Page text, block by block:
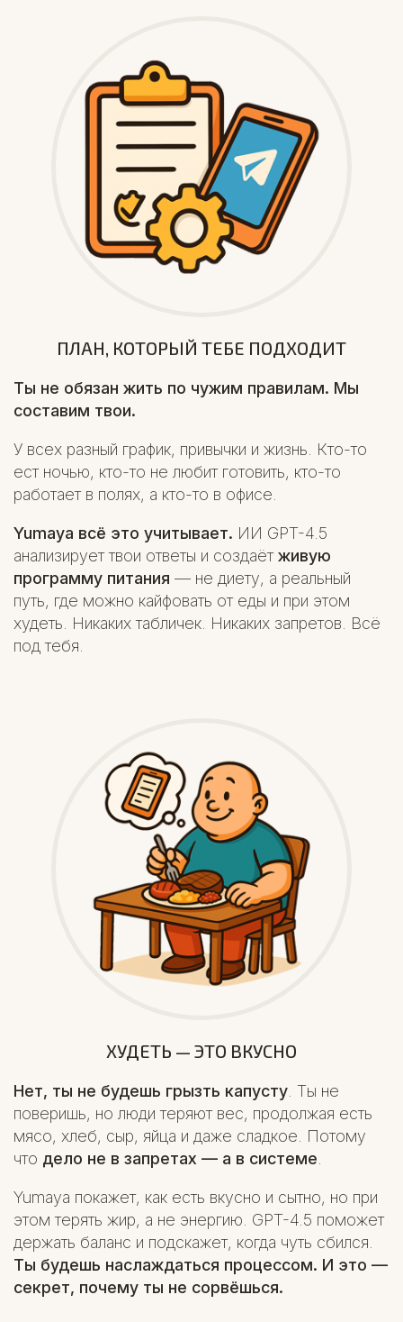
ПЛАН, КОТОРЫЙ ТЕБЕ ПОДХОДИТ
Ты не обязан жить по чужим правилам. Мы
составим твои.
У всех разный график, привычки и жизнь. Кто-то
ест ночью, кто-то не любит готовить, кто-то
работает в полях, а кто-то в офисе.
Yumaya всё это учитывает. ИИ GPT-4.5
анализирует твои ответы и создаётживую
программу питания — не диету, а реальный
путь, где можно кайфовать от еды и при этом
худеть. Никаких табличек. Никаких запретов. Всё
под тебя.
ХУДЕТЬ — ЭТО ВКУСНО
Нет, ты не будешь грызть капусту . Ты не
поверишь, но люди теряют вес, продолжая есть
мясо, хлеб, сыр, яйца и даже сладкое. Потому
что дело не в запретах — а в системе
Yumaya покажет, как есть вкусно и сытно, но при
этом терять жир, а не энергию. GPT-4.5 поможет
держать баланс и подскажет, когда чуть сбился.
Ты будешь наслаждаться процессом. И это —
секрет, почему ты не сорвёшься.